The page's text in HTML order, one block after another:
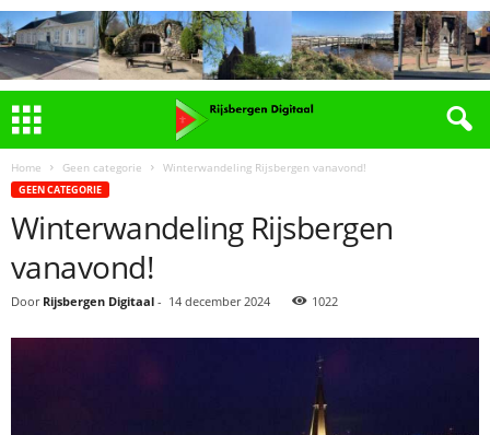
Home Geen categorie Winterwandeling Rijsbergen vanavond!
GEEN CATEGORIE
Winterwandeling Rijsbergen
vanavond!
Door Rijsbergen Digitaal - 14 december 2024 1022